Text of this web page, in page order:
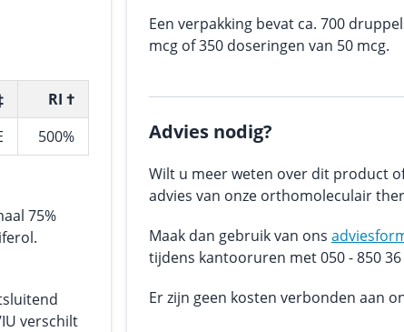
RI †
500%
75%
verschilt
Een verpakking bevat ca. 700
mcg of 350 doseringen van 50 mcg.
Advies nodig?
Wilt u meer weten over dit product
advies van onze orthomoleculair
Maak dan gebruik van ons
tijdens kantooruren met 050 - 850 36
Er zijn geen kosten verbonden aan